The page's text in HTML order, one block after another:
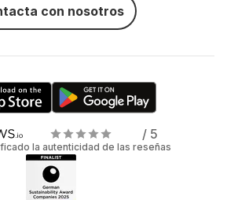
con nosotros
/ 5
la autenticidad de las reseñas